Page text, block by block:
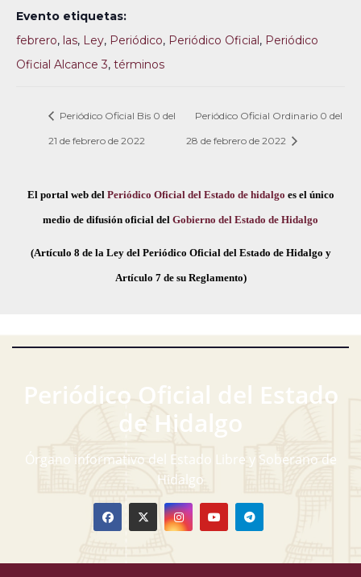
Evento etiquetas:
febrero, las, Ley, Periódico, Periódico Oficial, Periódico
Oficial Alcance 3, términos
Periódico Oficial Bis 0 del
21 de febrero de 2022
Periódico Oficial Ordinario 0 del
28 de febrero de 2022
El portal web del Periódico Oficial del Estado de hidalgo es el único
medio de difusión oficial del Gobierno del Estado de Hidalgo
(Artículo 8 de la Ley del Periódico Oficial del Estado de Hidalgo y
Artículo 7 de su Reglamento)
Periódico Oficial del Estado
de Hidalgo
Órgano informativo del Estado Libre y Soberano de
Hidalgo